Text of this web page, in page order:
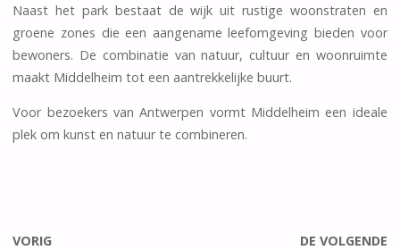
Naast het park bestaat de wijk uit rustige woonstraten en
groene zones die een aangename leefomgeving bieden voor
bewoners. De combinatie van natuur, cultuur en woonruimte
maakt Middelheim tot een aantrekkelijke buurt.
Voor bezoekers van Antwerpen vormt Middelheim een ideale
plek om kunst en natuur te combineren.
VORIG DE VOLGENDE